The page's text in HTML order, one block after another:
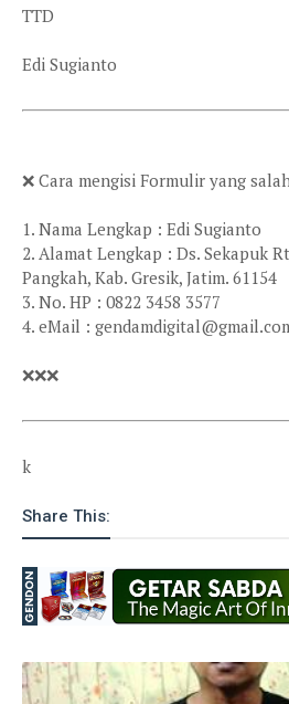
TTD
Edi Sugianto
❌ Cara mengisi Formulir yang
1. Nama Lengkap : Edi Sugianto
2. Alamat Lengkap : Ds. Sekapuk
Pangkah, Kab. Gresik, Jatim. 61154
3. No. HP : 0822 3458 3577
4. eMail :
❌❌❌
k
Share This: